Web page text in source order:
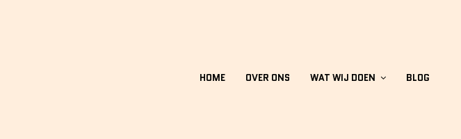
HOME OVER ONS WAT WIJ DOEN BLOG